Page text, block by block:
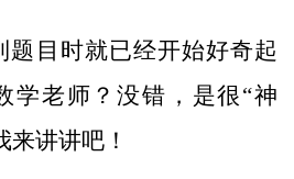
目时就已经开始好奇起
学老师？没错，是很“神
讲讲吧！